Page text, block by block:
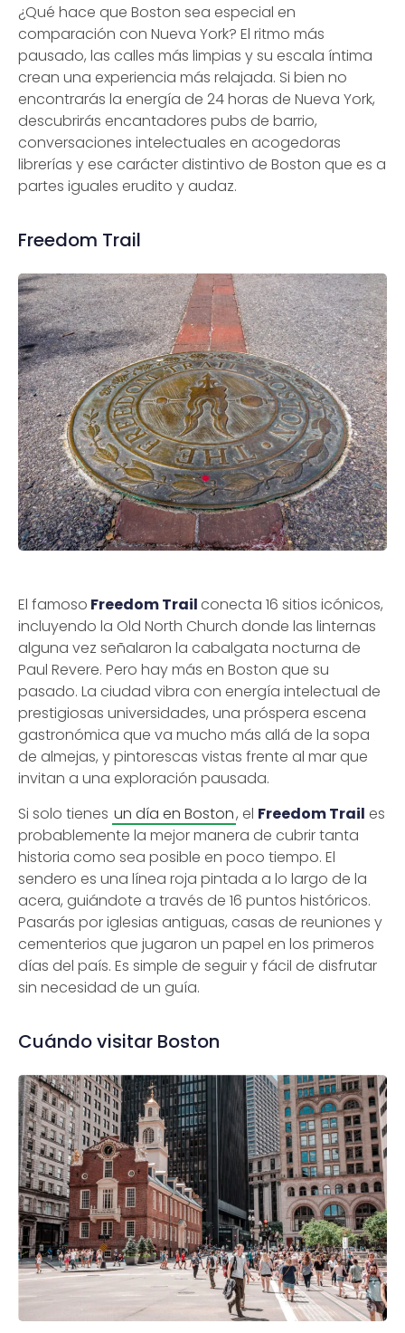
¿Qué hace que Boston sea especial en
comparación con Nueva York? El ritmo más
pausado, las calles más limpias y su escala íntima
crean una experiencia más relajada. Si bien no
encontrarás la energía de 24 horas de Nueva York,
descubrirás encantadores pubs de barrio,
conversaciones intelectuales en acogedoras
librerías y ese carácter distintivo de Boston que es a
partes iguales erudito y audaz.
Freedom Trail
El famoso Freedom Trail conecta 16 sitios icónicos,
incluyendo la Old North Church donde las linternas
alguna vez señalaron la cabalgata nocturna de
Paul Revere. Pero hay más en Boston que su
pasado. La ciudad vibra con energía intelectual de
prestigiosas universidades, una próspera escena
gastronómica que va mucho más allá de la sopa
de almejas, y pintorescas vistas frente al mar que
invitan a una exploración pausada.
Si solo tienes un día en Boston, el Freedom Trail es
probablemente la mejor manera de cubrir tanta
historia como sea posible en poco tiempo. El
sendero es una línea roja pintada a lo largo de la
acera, guiándote a través de 16 puntos históricos.
Pasarás por iglesias antiguas, casas de reuniones y
cementerios que jugaron un papel en los primeros
días del país. Es simple de seguir y fácil de disfrutar
sin necesidad de un guía.
Cuándo visitar Boston